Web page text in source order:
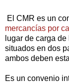
El CMR es un
mercancías por
lugar de carga
situados en dos
ambos deben
Es un convenio